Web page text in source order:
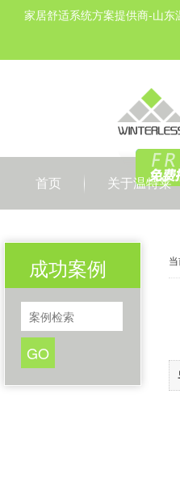
家居舒适系统方案提供商-山东
首页 关于温特莱
成功案例